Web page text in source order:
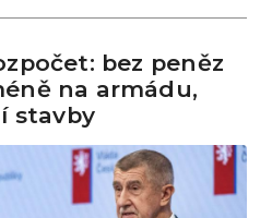
bez peněz
na armádu,
stavby